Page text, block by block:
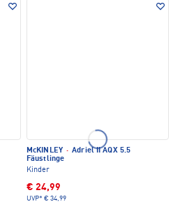
McKINLEY · Adriel II AQX 5.5
Fäustlinge
Kinder
€ 24,99
UVP* € 34,99